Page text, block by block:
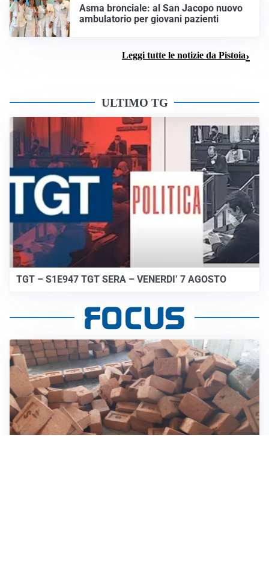
Asma bronciale: al San Jacopo nuovo
ambulatorio per giovani pazienti
Leggi tutte le notizie da Pistoia
ULTIMO TG
TGT – S1E947 TGT SERA – VENERDI’ 7 AGOSTO